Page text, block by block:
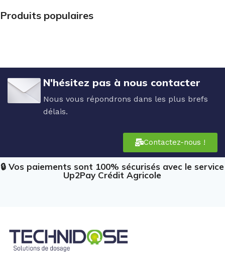
Produits populaires
N'hésitez pas à nous contacter
Nous vous répondrons dans les plus brefs
délais.
Contactez-nous !
🔒 Vos paiements sont 100% sécurisés avec le service
Up2Pay Crédit Agricole